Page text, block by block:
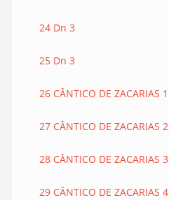
24 Dn 3
25 Dn 3
26 CÂNTICO DE ZACARIAS 1
27 CÂNTICO DE ZACARIAS 2
28 CÂNTICO DE ZACARIAS 3
29 CÂNTICO DE ZACARIAS 4